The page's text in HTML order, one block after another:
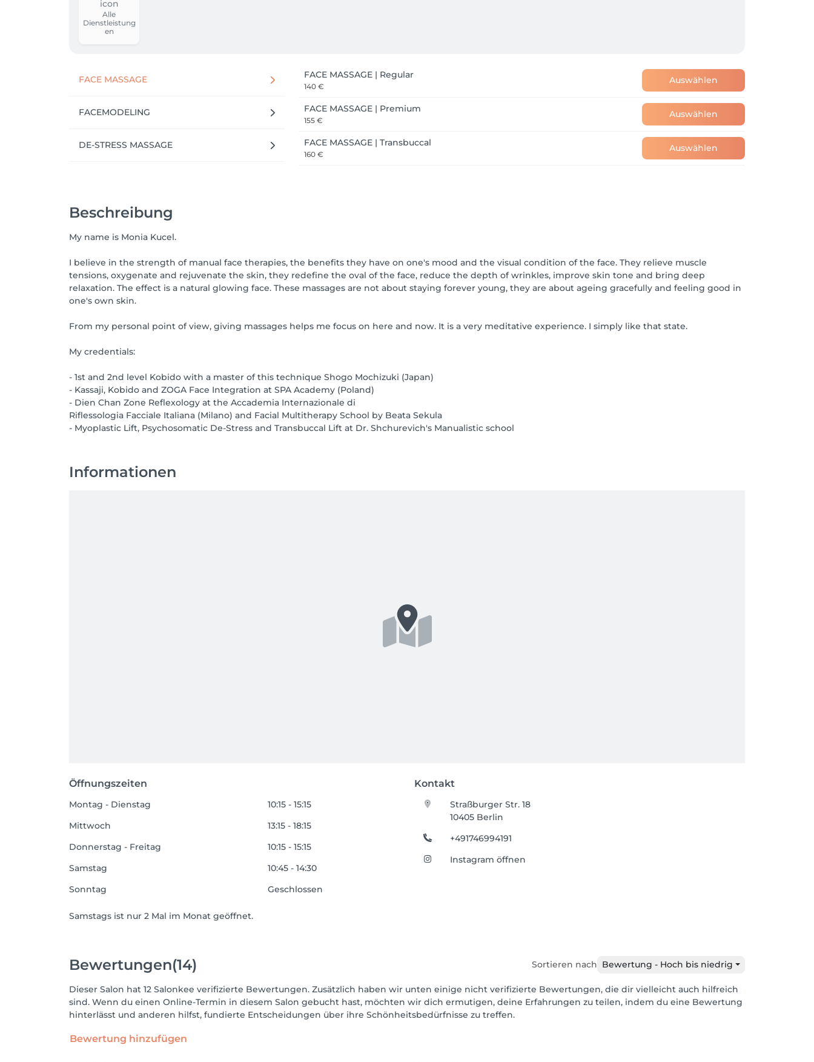
Alle
Dienstleistung
en
FACE MASSAGE
FACEMODELING
DE-STRESS MASSAGE
FACE MASSAGE | Regular
140 €
Auswählen
FACE MASSAGE | Premium
155 €
Auswählen
FACE MASSAGE | Transbuccal
160 €
Auswählen
Beschreibung
My name is Monia Kucel.
I believe in the strength of manual face therapies, the benefits they have on one's mood and the visual condition of the face. They relieve muscle
tensions, oxygenate and rejuvenate the skin, they redefine the oval of the face, reduce the depth of wrinkles, improve skin tone and bring deep
relaxation. The effect is a natural glowing face. These massages are not about staying forever young, they are about ageing gracefully and feeling good in
one's own skin.
From my personal point of view, giving massages helps me focus on here and now. It is a very meditative experience. I simply like that state.
My credentials:
- 1st and 2nd level Kobido with a master of this technique Shogo Mochizuki (Japan)
- Kassaji, Kobido and ZOGA Face Integration at SPA Academy (Poland)
- Dien Chan Zone Reflexology at the Accademia Internazionale di
Riflessologia Facciale Italiana (Milano) and Facial Multitherapy School by Beata Sekula
- Myoplastic Lift, Psychosomatic De-Stress and Transbuccal Lift at Dr. Shchurevich's Manualistic school
Informationen
Öffnungszeiten Kontakt
Montag - Dienstag
10:15 - 15:15
Mittwoch
13:15 - 18:15
Donnerstag - Freitag
10:15 - 15:15
Samstag
10:45 - 14:30
Sonntag
Geschlossen
Samstags ist nur 2 Mal im Monat geöffnet.
Straßburger Str. 18
10405 Berlin
+491746994191
Instagram öffnen
Bewertungen(14) Sortieren nach Bewertung - Hoch bis niedrig
Dieser Salon hat 12 Salonkee verifizierte Bewertungen. Zusätzlich haben wir unten einige nicht verifizierte Bewertungen, die dir vielleicht auch hilfreich
sind. Wenn du einen Online-Termin in diesem Salon gebucht hast, möchten wir dich ermutigen, deine Erfahrungen zu teilen, indem du eine Bewertung
hinterlässt und anderen hilfst, fundierte Entscheidungen über ihre Schönheitsbedürfnisse zu treffen.
Bewertung hinzufügen